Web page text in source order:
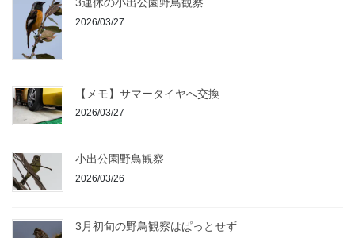
2026/03/27
【メモ】サマータイヤへ交換
2026/03/27
小出公園野鳥観察
2026/03/26
3月初旬の野鳥観察はぱっとせず